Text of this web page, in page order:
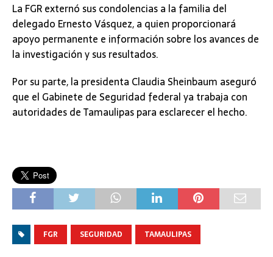
La FGR externó sus condolencias a la familia del
delegado Ernesto Vásquez, a quien proporcionará
apoyo permanente e información sobre los avances de
la investigación y sus resultados.
Por su parte, la presidenta Claudia Sheinbaum aseguró
que el Gabinete de Seguridad federal ya trabaja con
autoridades de Tamaulipas para esclarecer el hecho.
FGR SEGURIDAD TAMAULIPAS